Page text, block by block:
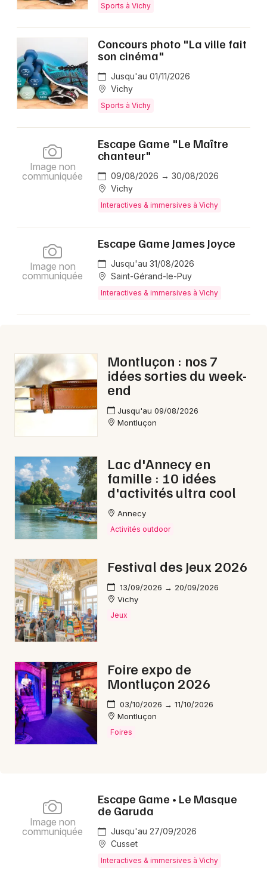
Sports à Vichy
Concours photo "La ville fait
son cinéma"
Jusqu'au 01/11/2026
Vichy
Sports à Vichy
Escape Game "Le Maître
chanteur"
09/08/2026 → 30/08/2026
Vichy
Interactives & immersives à Vichy
Image non
communiquée
Escape Game James Joyce
Jusqu'au 31/08/2026
Saint-Gérand-le-Puy
Interactives & immersives à Vichy
Image non
communiquée
Montluçon : nos 7
idées sorties du week-
end
Jusqu'au 09/08/2026
Montluçon
Lac d'Annecy en
famille : 10 idées
d'activités ultra cool
Annecy
Activités outdoor
Festival des Jeux 2026
13/09/2026 → 20/09/2026
Vichy
Jeux
Foire expo de
Montluçon 2026
03/10/2026 → 11/10/2026
Montluçon
Foires
Escape Game • Le Masque
de Garuda
Jusqu'au 27/09/2026
Cusset
Interactives & immersives à Vichy
Image non
communiquée